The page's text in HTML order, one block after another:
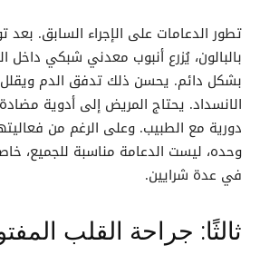
تطور الدعامات على الإجراء السابق. بعد
بالبالون، يُزرع أنبوب معدني شبكي داخل
بشكل دائم. يحسن ذلك تدفق الدم
الانسداد. يحتاج المريض إلى أدوية
دورية مع الطبيب. وعلى الرغم من
وحده، ليست الدعامة مناسبة للجميع،
في عدة شرايين.
ثالثًا: جراحة القلب